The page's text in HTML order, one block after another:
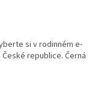
si v rodinném e-
republice. Černá